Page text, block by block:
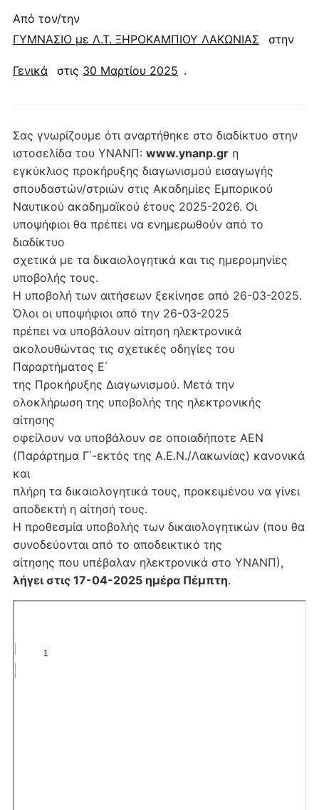
Από τον/την
ΓΥΜΝΑΣΙΟ με Λ.Τ. ΞΗΡΟΚΑΜΠΙΟΥ ΛΑΚΩΝΙΑΣ
στην
Γενικά στις 30 Μαρτίου 2025 .
Σας γνωρίζουμε ότι αναρτήθηκε στο διαδίκτυο στην
ιστοσελίδα του ΥΝΑΝΠ: www.ynanp.grη
εγκύκλιος προκήρυξης διαγωνισμού εισαγωγής
σπουδαστών/στριών στις Ακαδημίες Εμπορικού
Ναυτικού ακαδημαϊκού έτους 2025-2026. Οι
υποψήφιοι θα πρέπει να ενημερωθούν από το
διαδίκτυο
σχετικά με τα δικαιολογητικά και τις ημερομηνίες
υποβολής τους.
Η υποβολή των αιτήσεων ξεκίνησε από 26-03-2025.
Όλοι οι υποψήφιοι από την 26-03-2025
πρέπει να υποβάλουν αίτηση ηλεκτρονικά
ακολουθώντας τις σχετικές οδηγίες του
Παραρτήματος Ε΄
της Προκήρυξης Διαγωνισμού. Μετά την
ολοκλήρωση της υποβολής της ηλεκτρονικής
αίτησης
οφείλουν να υποβάλουν σε οποιαδήποτε ΑΕΝ
(Παράρτημα Γ΄-εκτός της Α.Ε.Ν./Λακωνίας) κανονικά
και
πλήρη τα δικαιολογητικά τους, προκειμένου να γίνει
αποδεκτή η αίτησή τους.
Η προθεσμία υποβολής των δικαιολογητικών (που θα
συνοδεύονται από το αποδεικτικό της
αίτησης που υπέβαλαν ηλεκτρονικά στο ΥΝΑΝΠ),
λήγει στις 17-04-2025 ημέρα Πέμπτη.